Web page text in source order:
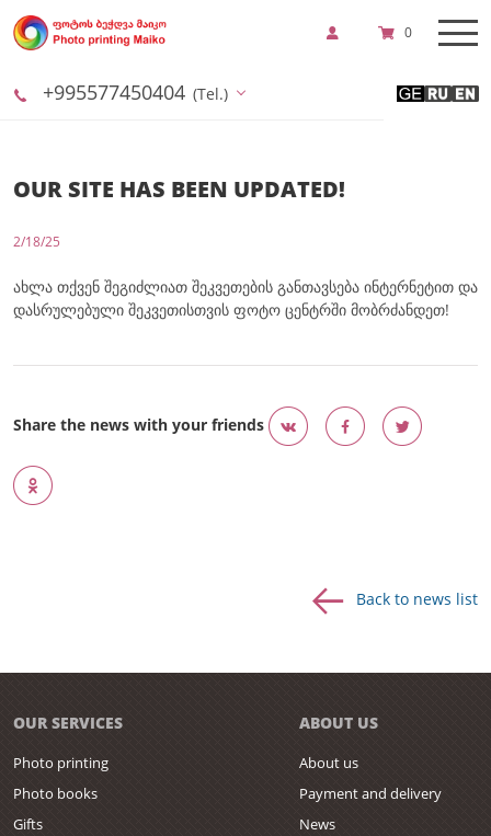
+995577450404 (Tel.)
0
OUR SITE HAS BEEN UPDATED!
2/18/25
ახლა თქვენ შეგიძლიათ შეკვეთების განთავსება ინტერნეტით და
დასრულებული შეკვეთისთვის ფოტო ცენტრში მობრძანდეთ!
Share the news with your friends
Back to news list
OUR SERVICES
Photo printing
Photo books
Gifts
ABOUT US
About us
Payment and delivery
News